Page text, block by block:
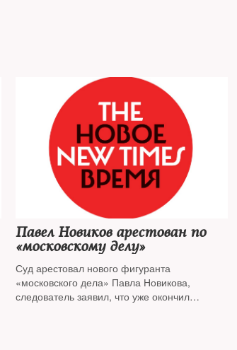
Павел Новиков арестован по
«московскому делу»
Суд арестовал нового фигуранта
«московского дела» Павла Новикова,
следователь заявил, что уже окончил